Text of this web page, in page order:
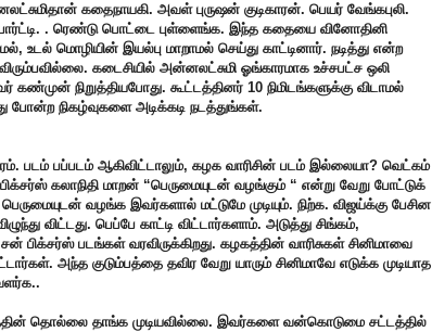
கதைநாயகி. அவள் புருஷன் குடிகாரன். பெயர் வேங்கபுலி.
. ரெண்டு பொட்டை புள்ளைங்க. இந்த கதையை வினோதினி
உடல் மொழியின் இயல்பு மாறாமல் செய்து காட்டினார். நடித்து என்ற
கடைசியில் அன்னலட்சுமி ஓங்காரமாக உச்சபட்ச ஒலி
கண்முன் நிறுத்தியபோது. கூட்டத்தினர் 10 நிமிடங்களுக்கு விடாமல்
போன்ற நிகழ்வுகளை அடிக்கடி நடத்துங்கள்.
படம் பப்படம் ஆகிவிட்டாலும், கழக வாரிசின் படம் இல்லையா? வெட்கம்
கலாநிதி மாறன் “பெருமையுடன் வழங்கும் “ என்று வேறு போட்டுக்
வழங்க இவர்களால் மட்டுமே முடியும். நிற்க. விஜய்க்கு பேசின
விட்டது. பெப்பே காட்டி விட்டார்களாம். அடுத்து சிங்கம்,
பிக்சர்ஸ் படங்கள் வரவிருக்கிறது. கழகத்தின் வாரிசுகள் சினிமாவை
அந்த குடும்பத்தை தவிர வேறு யாரும் சினிமாவே எடுக்க முடியாத
தொல்லை தாங்க முடியவில்லை. இவர்களை வன்கொடுமை சட்டத்தில்